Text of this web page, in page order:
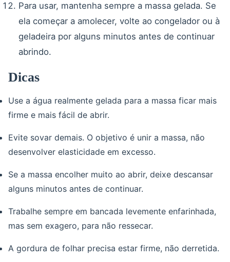
Para usar, mantenha sempre a massa gelada. Se
ela começar a amolecer, volte ao congelador ou à
geladeira por alguns minutos antes de continuar
abrindo.
Dicas
Use a água realmente gelada para a massa ficar mais
firme e mais fácil de abrir.
Evite sovar demais. O objetivo é unir a massa, não
desenvolver elasticidade em excesso.
Se a massa encolher muito ao abrir, deixe descansar
alguns minutos antes de continuar.
Trabalhe sempre em bancada levemente enfarinhada,
mas sem exagero, para não ressecar.
A gordura de folhar precisa estar firme, não derretida.